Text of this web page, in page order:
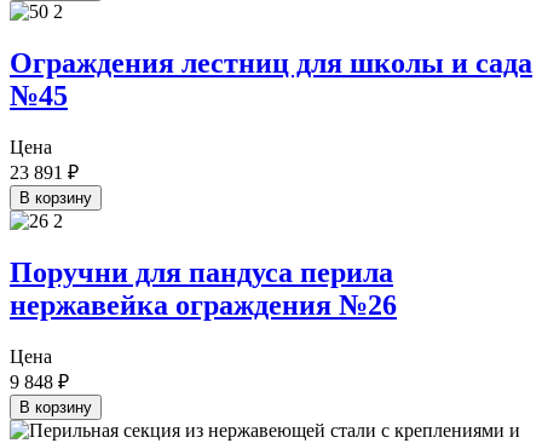
Ограждения лестниц для школы и сада
№45
Цена
23 891 ₽
В корзину
Поручни для пандуса перила
нержавейка ограждения №26
Цена
9 848 ₽
В корзину